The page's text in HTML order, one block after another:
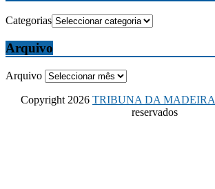
Categorias
Arquivo
Arquivo
Copyright 2026 TRIBUNA DA MADEIRA
reservados